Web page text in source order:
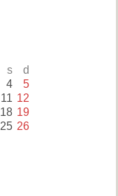
s d
4 5
11 12
18 19
25 26